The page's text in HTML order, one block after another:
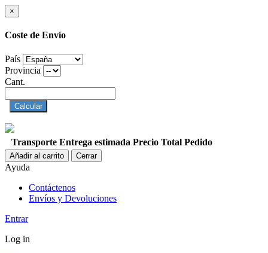
×
Coste de Envío
País
Provincia
Cant.
Calcular
Transporte Entrega estimada Precio Total Pedido
Añadir al carrito Cerrar
Ayuda
Contáctenos
Envíos y Devoluciones
Entrar
Log in